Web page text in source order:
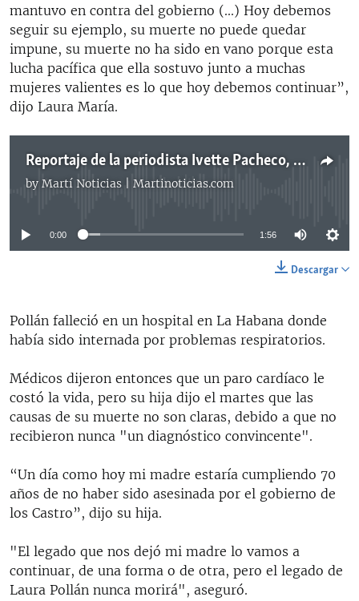
mantuvo en contra del gobierno (...) Hoy debemos
seguir su ejemplo, su muerte no puede quedar
impune, su muerte no ha sido en vano porque esta
lucha pacífica que ella sostuvo junto a muchas
mujeres valientes es lo que hoy debemos continuar”,
dijo Laura María.
Reportaje de la periodista Ivette Pacheco, de Radio Martí.
by Martí Noticias | Martinoticias.com
No media source currently available
0:00 1:56
Descargar
Pollán falleció en un hospital en La Habana donde
había sido internada por problemas respiratorios.
Médicos dijeron entonces que un paro cardíaco le
costó la vida, pero su hija dijo el martes que las
causas de su muerte no son claras, debido a que no
recibieron nunca "un diagnóstico convincente".
“Un día como hoy mi madre estaría cumpliendo 70
años de no haber sido asesinada por el gobierno de
los Castro”, dijo su hija.
"El legado que nos dejó mi madre lo vamos a
continuar, de una forma o de otra, pero el legado de
Laura Pollán nunca morirá", aseguró.